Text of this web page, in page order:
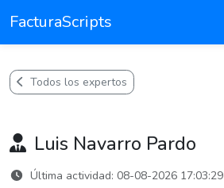
FacturaScripts
Todos los expertos
Luis Navarro Pardo
Última actividad: 08-08-2026 17:03:29